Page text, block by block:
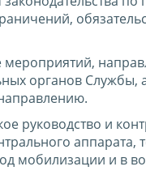
мероприятий,
органов Службы,
руководство и
аппарата,
мобилизации и в